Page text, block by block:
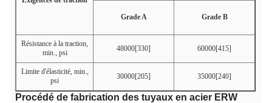
Grade A
Grade B
Résistance à la traction,
min., psi
48000[330] 60000[415]
Limite d'élasticité, min.,
psi
30000[205] 35000[240]
Procédé de fabrication des tuyaux en acier ERW